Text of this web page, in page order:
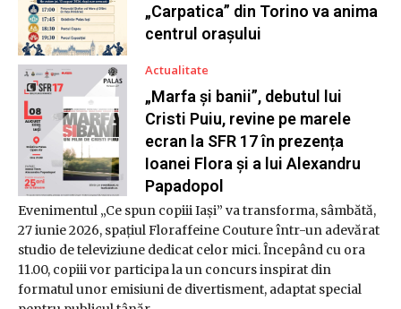
Evenimentul „Ce spun copiii Iași” va transforma, sâmbătă,
27 iunie 2026, spațiul Floraffeine Couture într-un adevărat
studio de televiziune dedicat celor mici. Începând cu ora
11.00, copiii vor participa la un concurs inspirat din
formatul unor emisiuni de divertisment, adaptat special
„Carpatica” din Torino va anima
centrul orașului
Actualitate
„Marfa și banii”, debutul lui
Cristi Puiu, revine pe marele
ecran la SFR 17 în prezența
Ioanei Flora și a lui Alexandru
Papadopol